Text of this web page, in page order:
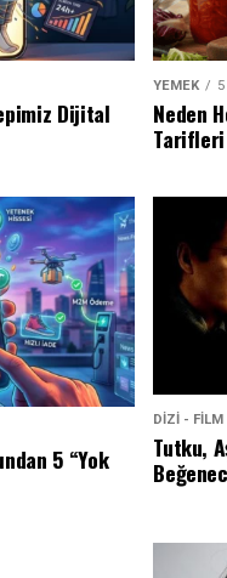
Dijital
YEMEK
Neden
Tarifleri
5 “Yok
DİZİ - FİLM
Tutku,